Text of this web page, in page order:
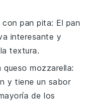
conpan pita: El pan
interesante y
textura.
queso mozzarella:
y tiene un sabor
de los